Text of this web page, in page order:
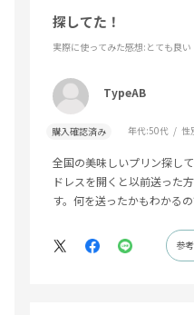
探してた！
実際に使ってみた感想:とても良い
TypeAB
購入確認済み 年代:50代 性
全国の美味しいプリン探し
ドレスを開くと以前送った
す。何を送ったかもわかる
参